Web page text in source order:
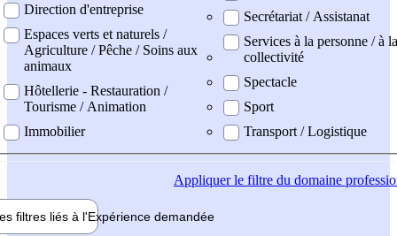
Direction d'entreprise
Espaces verts et naturels /
Agriculture / Pêche / Soins aux
animaux
Hôtellerie - Restauration /
Tourisme / Animation
Immobilier
Secrétariat / Assistanat
Services à la personne / à la
collectivité
Spectacle
Sport
Transport / Logistique
Appliquerle filtre du domaine
filtres liés à l'Expérience demandée